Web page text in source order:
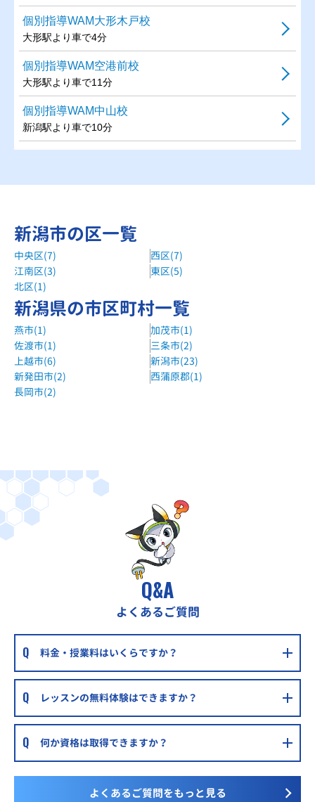
個別指導WAM大形木戸校
大形駅より車で4分
個別指導WAM空港前校
大形駅より車で11分
個別指導WAM中山校
新潟駅より車で10分
新潟市の区一覧
中央区(7)
西区(7)
江南区(3)
東区(5)
北区(1)
新潟県の市区町村一覧
燕市(1)
加茂市(1)
佐渡市(1)
三条市(2)
上越市(6)
新潟市(23)
新発田市(2)
西蒲原郡(1)
長岡市(2)
Q&A
よくあるご質問
料金・授業料はいくらですか？
レッスンの無料体験はできますか？
何か資格は取得できますか？
よくあるご質問をもっと見る